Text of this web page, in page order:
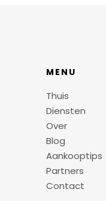
MENU
Thuis
Diensten
Over
Blog
Aankooptips
Partners
Contact